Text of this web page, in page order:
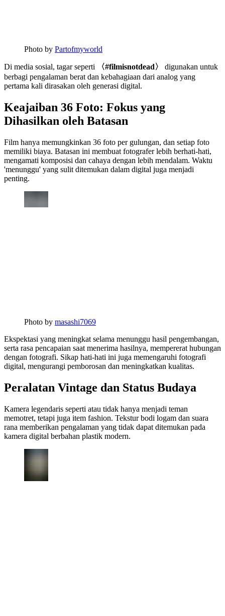
Photo by Partofmyworld
Di media sosial, tagar seperti 〈#filmisnotdead〉
digunakan untuk
berbagi pengalaman berat dan kebahagiaan dari analog yang
pertama kali dirasakan oleh generasi digital.
Keajaiban 36 Foto: Fokus yang
Dihasilkan oleh Batasan
Film hanya memungkinkan 36 foto per gulungan, dan setiap foto
memiliki biaya. Batasan ini membuat fotografer lebih berhati-hati,
mengamati komposisi dan cahaya dengan lebih mendalam. Waktu
'menunggu' yang sulit ditemukan dalam digital juga menjadi
penting.
Photo by masashi7069
Ekspektasi yang meningkat selama menunggu hasil pengembangan,
serta rasa pencapaian saat menerima hasilnya, mempererat hubungan
dengan fotografi. Sikap hati-hati ini juga memengaruhi fotografi
digital, mengurangi pemborosan dan meningkatkan kualitas.
Peralatan Vintage dan Status Budaya
Kamera legendaris seperti atau tidak hanya menjadi teman
memotret, tetapi juga item fashion. Tekstur bodi logam dan suara
rana memberikan pengalaman yang tidak dapat ditemukan pada
kamera digital berbahan plastik modern.